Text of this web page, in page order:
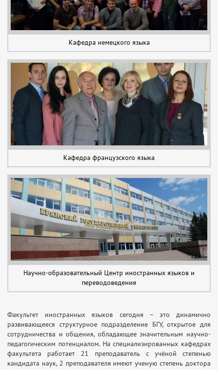
Кафедра немецкого языка
Кафедра французского языка
Научно-образовательный Центр иностранных языков и
переводоведения
Факультет иностранных языков сегодня – это динамично
развивающееся структурное подразделение БГУ, открытое для
сотрудничества и общения, обладающее значительным научно-
педагогическим потенциалом. На специализированных кафедрах
факультета работает 21 преподаватель с учёной степенью
кандидата наук, 2 преподавателя имеют ученую степень доктора